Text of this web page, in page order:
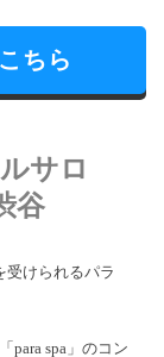
ちら
サロ
谷
受けられるパラ
para spa」のコン